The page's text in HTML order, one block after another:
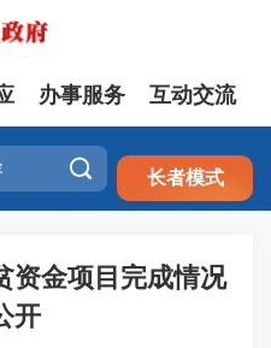
注册 登录
办事服务 互动交流
 长者模式
资金项目完成情况
开